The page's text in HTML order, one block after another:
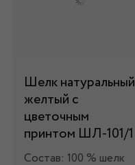
Шелк натуральный
желтый с
цветочным
принтом ШЛ-101/1
Состав: 100 % шелк